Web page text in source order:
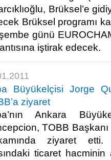
Brüksel’e
Brüksel programı
günü
iştirak edecek.
Büyükelçisi Jorge
ziyaret
Ankara
TOBB Başkanı
ziyaret
ticaret hacminin